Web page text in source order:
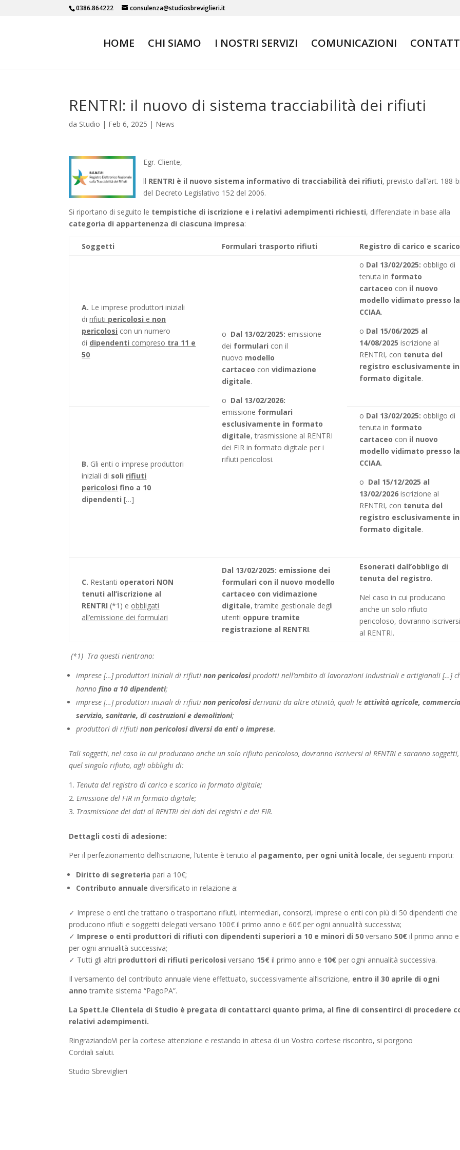
0386.864222 consulenza@studiosbreviglieri.it
HOME CHI SIAMO I NOSTRI SERVIZI COMUNICAZIONI
RENTRI: il nuovo di sistema tracciabilità dei rifiuti
da Studio | Feb 6, 2025 | News
Egr. Cliente,
ll RENTRI è il nuovo sistema informativo di tracciabilità dei rifiuti, previsto dall’art. 188-
del Decreto Legislativo 152 del 2006.
Si riportano di seguito le tempistiche di iscrizione e i relativi adempimenti richiesti, differenziate in base alla
categoria di appartenenza di ciascuna impresa:
Soggetti Formulari trasporto rifiuti Registro di carico e
A. Le imprese produttori iniziali
dirifiuti pericolosi e non
pericolosi con un numero
di dipendenti compreso tra 11 e
50
o Dal 13/02/2025: emissione
dei formulari con il
nuovo modello
cartaceo convidimazione
digitale.
o Dal 13/02/2026:
emissione formulari
esclusivamente in formato
digitale, trasmissione al RENTRI
dei FIR in formato digitale per i
rifiuti pericolosi.
o Dal 13/02/2025: obbligo di
tenuta in formato
cartaceo con il nuovo
modello vidimato presso la
CCIAA.
o Dal 15/06/2025 al
14/08/2025iscrizione al
RENTRI, con tenuta del
registro esclusivamente in
formato digitale.
B. Gli enti o imprese produttori
iniziali di soli rifiuti
pericolosi fino a 10
dipendenti […]
o Dal 13/02/2025: obbligo di
tenuta in formato
cartaceo con il nuovo
modello vidimato presso la
CCIAA.
o Dal 15/12/2025 al
13/02/2026iscrizione al
RENTRI, con tenuta del
registro esclusivamente in
formato digitale.
C. Restanti operatori NON
tenuti all’iscrizione al
RENTRI (*1) e obbligati
all’emissione dei formulari
Dal 13/02/2025: emissione dei
formulari con il nuovo modello
cartaceo con vidimazione
digitale, tramite gestionale degli
utenti oppure tramite
registrazione al RENTRI.
Esonerati dall’obbligo di
tenuta del registro.
Nel caso in cui producano
anche un solo rifiuto
pericoloso, dovranno
al RENTRI.
(*1) Tra questi rientrano:
imprese […] produttori iniziali di rifiutinon pericolosiprodotti nell’ambito di lavorazioni industriali e artigianali […]
hannofino a 10 dipendenti;
imprese […] produttori iniziali di rifiutinon pericolosiderivanti da altre attività, quali leattività agricole,
servizio, sanitarie, di costruzioni e demolizioni;
produttori di rifiutinon pericolosidiversi da enti o imprese.
Tali soggetti, nel caso in cui producano anche un solo rifiuto pericoloso, dovranno iscriversi al RENTRI e saranno
quel singolo rifiuto, agli obblighi di:
Tenuta del registro di carico e scarico in formato digitale;
Emissione del FIR in formato digitale;
Trasmissione dei dati al RENTRI dei dati dei registri e dei FIR.
Dettagli costi di adesione:
Per il perfezionamento dell’iscrizione, l’utente è tenuto al pagamento, per ogni unità locale, dei seguenti importi:
Diritto di segreteriapari a 10€;
Contributo annuale diversificato in relazione a:
✓ Imprese o enti che trattano o trasportano rifiuti, intermediari, consorzi, imprese o enti con più di 50 dipendenti che
producono rifiuti e soggetti delegati versano 100€ il primo anno e 60€ per ogni annualità successiva;
✓ Imprese o enti produttori di rifiuti con dipendenti superiori a 10 e minori di 50 versano50€ il primo anno
per ogni annualità successiva;
✓ Tutti gli altri produttori di rifiuti pericolosi versano 15€ il primo anno e 10€ per ogni annualità successiva.
Il versamento del contributo annuale viene effettuato, successivamente all’iscrizione, entro il 30 aprile di ogni
annotramite sistema “PagoPA”.
La Spett.le Clientela di Studio è pregata di contattarci quanto prima, al fine di consentirci di procedere
relativi adempimenti.
RingraziandoVi per la cortese attenzione e restando in attesa di un Vostro cortese riscontro, si porgono
Cordiali saluti.
Studio Sbreviglieri